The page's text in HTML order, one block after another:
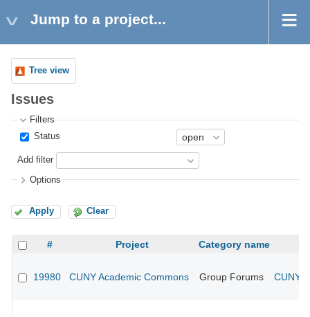
Jump to a project...
Tree view
Issues
Filters
Status
Add filter
Options
Apply Clear
# Project Category name
19980 CUNY Academic Commons Group Forums CUNY